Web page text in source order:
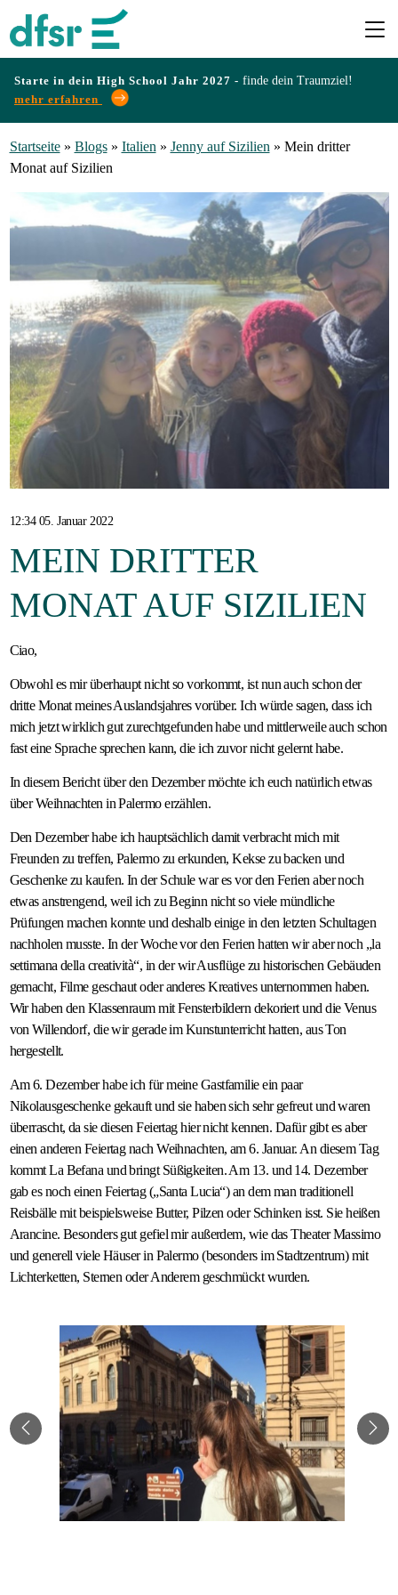
Starte in dein High School Jahr 2027 - finde dein Traumziel!
mehr erfahren
Programme
&
Erfahrungen
Preise
Gastfamilie
werden
Startseite» Blogs» Italien» Jenny auf Sizilien» Mein dritter
Monat auf Sizilien
12:34 05. Januar 2022
MEIN DRITTER
MONAT AUF SIZILIEN
Ciao,
Obwohl es mir überhaupt nicht so vorkommt, ist nun auch schon der
dritte Monat meines Auslandsjahres vorüber. Ich würde sagen, dass ich
mich jetzt wirklich gut zurechtgefunden habe und mittlerweile auch schon
fast eine Sprache sprechen kann, die ich zuvor nicht gelernt habe.
​In diesem Bericht über den Dezember möchte ich euch natürlich etwas
über Weihnachten in Palermo erzählen.
Den Dezember habe ich hauptsächlich damit verbracht mich mit
Freunden zu treffen, Palermo zu erkunden, Kekse zu backen und
Geschenke zu kaufen. In der Schule war es vor den Ferien aber noch
etwas anstrengend, weil ich zu Beginn nicht so viele mündliche
Prüfungen machen konnte und deshalb einige in den letzten Schultagen
nachholen musste. In der Woche vor den Ferien hatten wir aber noch „la
settimana della creatività“, in der wir Ausflüge zu historischen Gebäuden
gemacht, Filme geschaut oder anderes Kreatives unternommen haben.
Wir haben den Klassenraum mit Fensterbildern dekoriert und die Venus
von Willendorf, die wir gerade im Kunstunterricht hatten, aus Ton
hergestellt.
Am 6. Dezember habe ich für meine Gastfamilie ein paar
Nikolausgeschenke gekauft und sie haben sich sehr gefreut und waren
überrascht, da sie diesen Feiertag hier nicht kennen. Dafür gibt es aber
einen anderen Feiertag nach Weihnachten, am 6. Januar. An diesem Tag
kommt La Befana und bringt Süßigkeiten. Am 13. und 14. Dezember
gab es noch einen Feiertag („Santa Lucia“) an dem man traditionell
Reisbälle mit beispielsweise Butter, Pilzen oder Schinken isst. Sie heißen
Arancine. Besonders gut gefiel mir außerdem, wie das Theater Massimo
und generell viele Häuser in Palermo (besonders im Stadtzentrum) mit
Lichterketten, Sternen oder Anderem geschmückt wurden.